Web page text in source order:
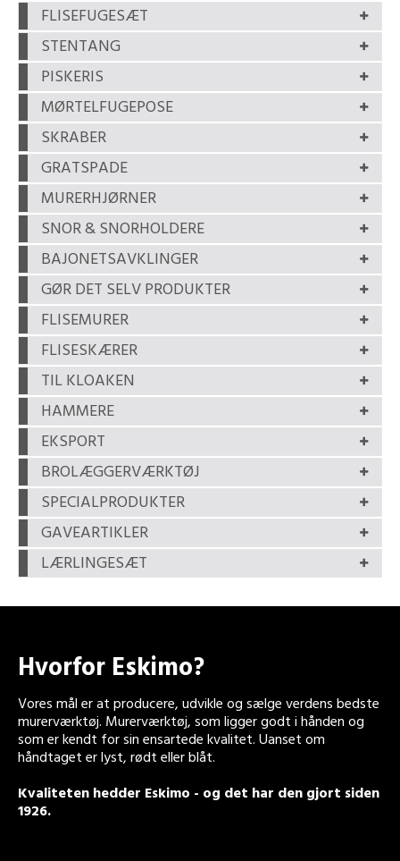
FLISEFUGESÆT
STENTANG
PISKERIS
MØRTELFUGEPOSE
SKRABER
GRATSPADE
MURERHJØRNER
SNOR & SNORHOLDERE
BAJONETSAVKLINGER
GØR DET SELV PRODUKTER
FLISEMURER
FLISESKÆRER
TIL KLOAKEN
HAMMERE
EKSPORT
BROLÆGGERVÆRKTØJ
SPECIALPRODUKTER
GAVEARTIKLER
LÆRLINGESÆT
Hvorfor Eskimo?
Vores mål er at producere, udvikle og sælge verdens bedste
murerværktøj. Murerværktøj, som ligger godt i hånden og
som er kendt for sin ensartede kvalitet. Uanset om
håndtaget er lyst, rødt eller blåt.
Kvaliteten hedder Eskimo - og det har den gjort siden
1926.